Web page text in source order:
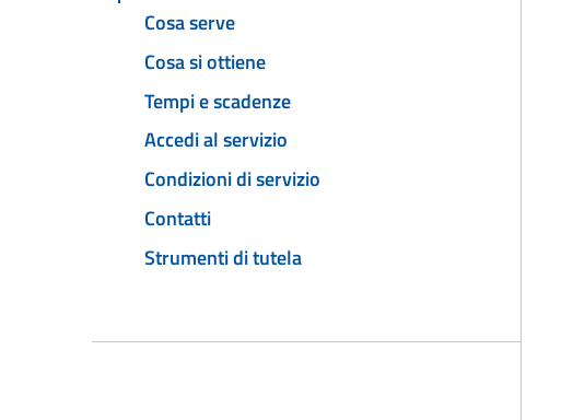
Cosa serve
Cosa si ottiene
Tempi e scadenze
Accedi al servizio
Condizioni di servizio
Contatti
Strumenti di tutela